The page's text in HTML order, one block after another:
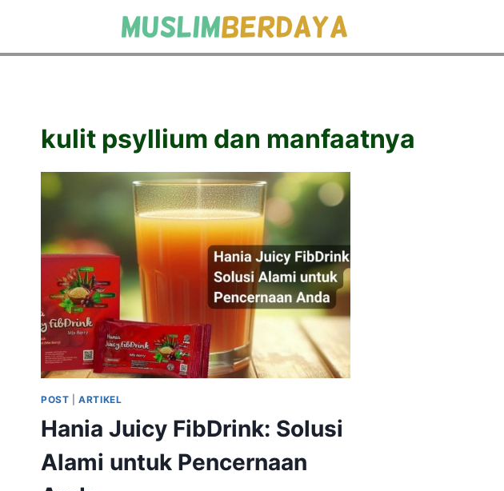
kulit psyllium dan manfaatnya
POST |ARTIKEL
Hania Juicy FibDrink: Solusi
Alami untuk Pencernaan